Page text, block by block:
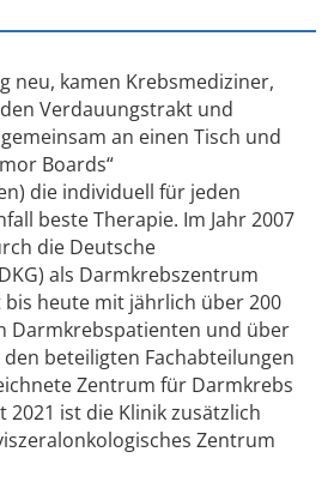
neu, kamen Krebsmediziner,
Verdauungstrakt und
an einen Tisch und
Boards“
die individuell für jeden
beste Therapie. Im Jahr 2007
die Deutsche
als Darmkrebszentrum
heute mit jährlich über 200
Darmkrebspatienten und über
beteiligten Fachabteilungen
Zentrum für Darmkrebs
2021 ist die Klinik zusätzlich
Zentrum